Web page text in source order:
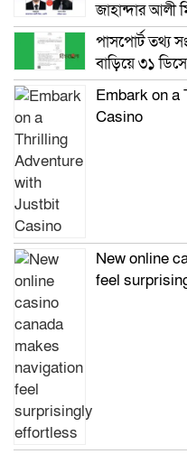
জাহান্দার আলী
পাসপোর্ট তথ্য
বাড়িয়ে ৩১
Embark on a
Casino
New online
feel